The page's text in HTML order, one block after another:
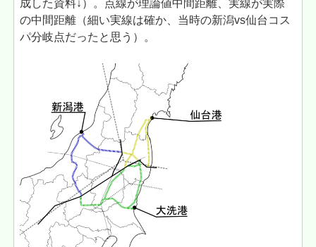
成した資料↓）。点線が理論値中間距離、実線が実際
の中間距離（細い実線は確か、当時の新潟vs仙台コス
パ分岐点だったと思う）。